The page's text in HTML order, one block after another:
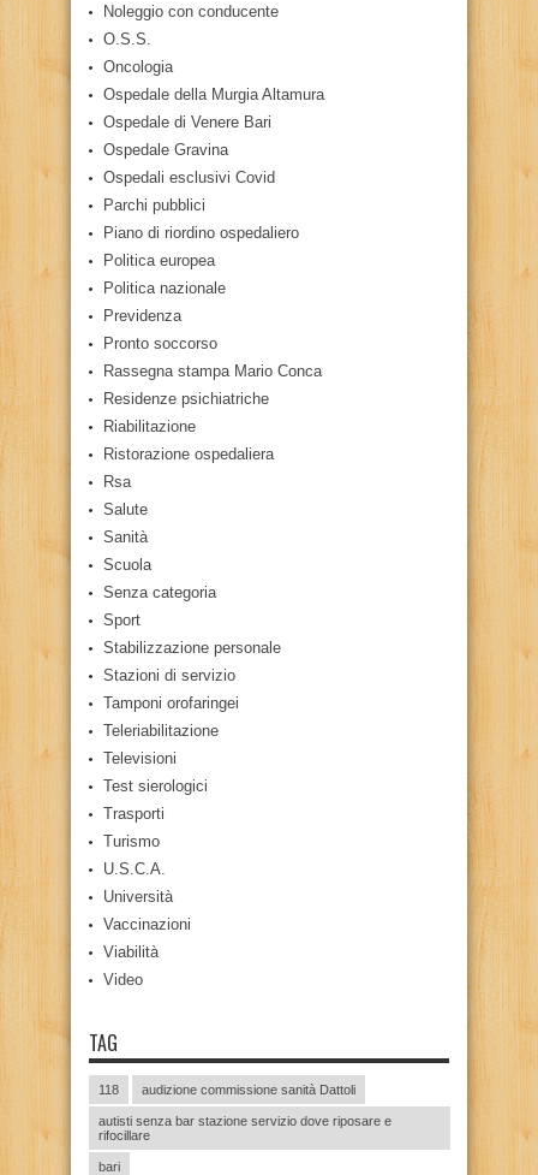
Noleggio con conducente
O.S.S.
Oncologia
Ospedale della Murgia Altamura
Ospedale di Venere Bari
Ospedale Gravina
Ospedali esclusivi Covid
Parchi pubblici
Piano di riordino ospedaliero
Politica europea
Politica nazionale
Previdenza
Pronto soccorso
Rassegna stampa Mario Conca
Residenze psichiatriche
Riabilitazione
Ristorazione ospedaliera
Rsa
Salute
Sanità
Scuola
Senza categoria
Sport
Stabilizzazione personale
Stazioni di servizio
Tamponi orofaringei
Teleriabilitazione
Televisioni
Test sierologici
Trasporti
Turismo
U.S.C.A.
Università
Vaccinazioni
Viabilità
Video
TAG
118 audizione commissione sanità Dattoli
autisti senza bar stazione servizio dove riposare e
rifocillare
bari